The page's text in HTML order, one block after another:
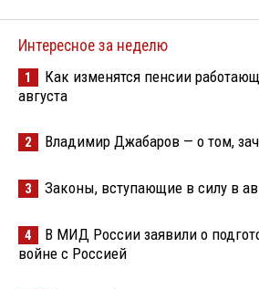
Интересное за неделю
1
Как изменятся пенсии
августа
2 Владимир Джабаров — о том,
3 Законы, вступающие в силу в
4
В МИД России заявили о
войне с Россией